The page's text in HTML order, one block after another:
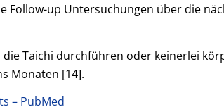
up Untersuchungen über die
Taichi durchführen oder keinerlei
Monaten [14].
– PubMed